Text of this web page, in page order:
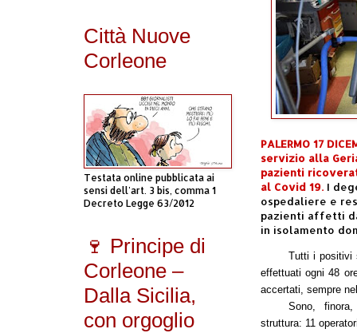
PALERMO 17
servizio alla
pazienti
al Covid 19. I
ospedaliere e
pazienti affetti
in isolamento
Tutti i positivi
effettuati ogni 48
accertati, sempre
Sono,
struttura: 11
Città Nuove
Corleone
Testata online pubblicata ai
sensi dell'art. 3 bis, comma 1
Decreto Legge 63/2012
🍷 Principe di
Corleone –
Dalla Sicilia,
con orgoglio